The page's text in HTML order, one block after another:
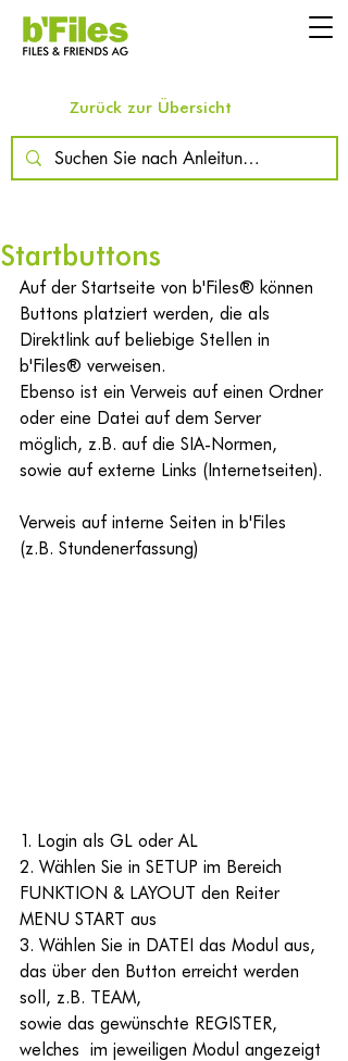
Zurück zur Übersicht
Startbuttons
Auf der Startseite von b'Files® können
Buttons platziert werden, die als
Direktlink auf beliebige Stellen in
b'Files® verweisen.
Ebenso ist ein Verweis auf einen Ordner
oder eine Datei auf dem Server
möglich, z.B. auf die SIA-Normen,
sowie auf externe Links (Internetseiten).
Verweis auf interne Seiten in b'Files
(z.B. Stundenerfassung)
1. Login als GL oder AL
2. Wählen Sie in SETUP im Bereich
FUNKTION & LAYOUT den Reiter
MENU START aus
3. Wählen Sie in DATEI das Modul aus,
das über den Button erreicht werden
soll, z.B. TEAM,
sowie das gewünschte REGISTER,
welches  im jeweiligen Modul angezeigt